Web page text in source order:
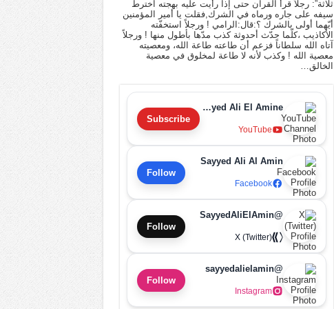
ثلاثة”: رجلاً قرأ القرآن حتى إذا رأيت عليه بهجته اخترط
سيفه على جاره ورماه في الشرك,فقلت يا أمير المؤمنين
أيّهما أولى بالشرك ؟:قال:الرامي ! ورجلاً استخفّته
الأكاذيب ،كلّما حدّث أحدوثة كذب مدّها بأطول منها ! ورجلاً
آتاه الله سلطاناً فزعم أن طاعته طاعة الله، ومعصيته
معصية الله ! وكذب لأنه لا طاعة لمخلوق في معصية
الخالق…
Sayyed Ali El Amine
YouTube
Subscribe
Sayyed Ali Al Amin
Facebook
Follow
@SayyedAliElAmin
X (Twitter)
Follow
@sayyedalielamin
Instagram
Follow